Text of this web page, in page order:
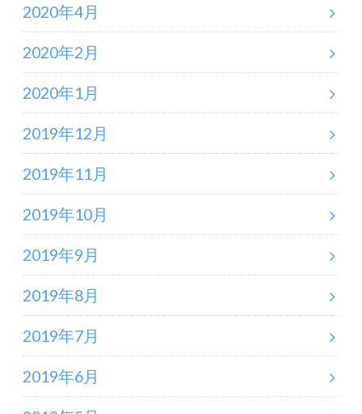
2020年4月
2020年2月
2020年1月
2019年12月
2019年11月
2019年10月
2019年9月
2019年8月
2019年7月
2019年6月